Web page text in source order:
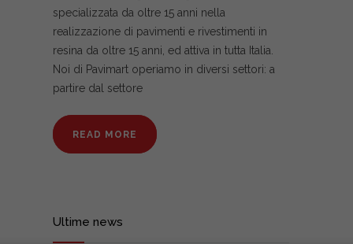
specializzata da oltre 15 anni nella
realizzazione di pavimenti e rivestimenti in
resina da oltre 15 anni, ed attiva in tutta Italia.
Noi di Pavimart operiamo in diversi settori: a
partire dal settore
READ MORE
Ultime news